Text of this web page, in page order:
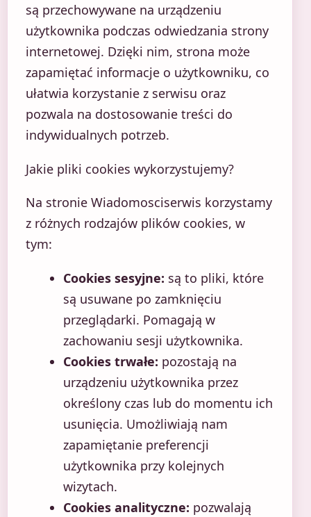
są przechowywane na urządzeniu
użytkownika podczas odwiedzania strony
internetowej. Dzięki nim, strona może
zapamiętać informacje o użytkowniku, co
ułatwia korzystanie z serwisu oraz
pozwala na dostosowanie treści do
indywidualnych potrzeb.
Jakie pliki cookies wykorzystujemy?
Na stronie Wiadomosciserwis korzystamy
z różnych rodzajów plików cookies, w
tym:
Cookies sesyjne: są to pliki, które
są usuwane po zamknięciu
przeglądarki. Pomagają w
zachowaniu sesji użytkownika.
Cookies trwałe: pozostają na
urządzeniu użytkownika przez
określony czas lub do momentu ich
usunięcia. Umożliwiają nam
zapamiętanie preferencji
użytkownika przy kolejnych
wizytach.
Cookies analityczne: pozwalają